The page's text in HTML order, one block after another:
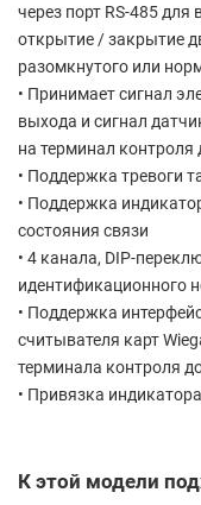
через порт RS-485
открытие / закрытие
разомкнутого или
• Принимает сигнал
выхода и сигнал
на терминал контроля
• Поддержка тревоги
• Поддержка
состояния связи
• 4 канала, DIP-
идентификационного
• Поддержка
считывателя карт
терминала контроля
• Привязка
К этой модели